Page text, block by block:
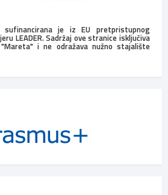
je iz EU pretpristupnog
LEADER. Sadržaj ove stranice isključiva
i ne odražava nužno stajalište